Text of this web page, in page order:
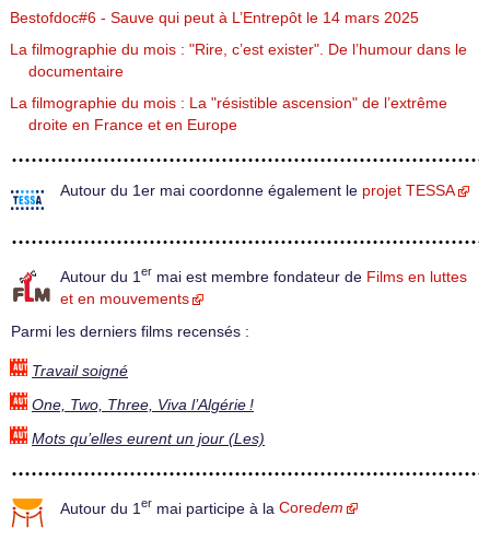
Bestofdoc#6 - Sauve qui peut à L’Entrepôt le 14 mars 2025
La filmographie du mois : "Rire, c’est exister". De l’humour dans le
documentaire
La filmographie du mois : La "résistible ascension" de l’extrême
droite en France et en Europe
Autour du 1er mai coordonne également le projet TESSA
Autour du 1 er mai est membre fondateur de Films en luttes
et en mouvements
Parmi les derniers films recensés :
Travail soigné
One, Two, Three, Viva l’Algérie !
Mots qu’elles eurent un jour (Les)
Autour du 1 er mai participe à la Coredem